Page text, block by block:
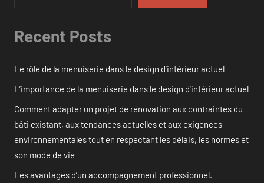
Recent Posts
Le rôle de la menuiserie dans le design d’intérieur actuel
L’importance de la menuiserie dans le design d’intérieur actuel
Comment adapter un projet de rénovation aux contraintes du
bâti existant, aux tendances actuelles et aux exigences
environnementales tout en respectant les délais, les normes et
son mode de vie
Les avantages d’un accompagnement professionnel.